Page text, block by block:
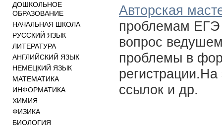
ДОШКОЛЬНОЕ
ОБРАЗОВАНИЕ
НАЧАЛЬНАЯ ШКОЛА
РУССКИЙ ЯЗЫК
ЛИТЕРАТУРА
АНГЛИЙСКИЙ ЯЗЫК
НЕМЕЦКИЙ ЯЗЫК
МАТЕМАТИКА
ИНФОРМАТИКА
ХИМИЯ
ФИЗИКА
БИОЛОГИЯ
Авторская
проблемам ЕГЭ
вопрос
проблемы в
ссылок и др.